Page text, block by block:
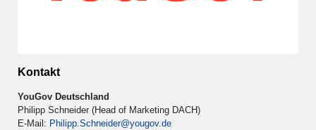
Kontakt
YouGov Deutschland
Philipp Schneider (Head of Marketing DACH)
E-Mail: Philipp.Schneider@yougov.de